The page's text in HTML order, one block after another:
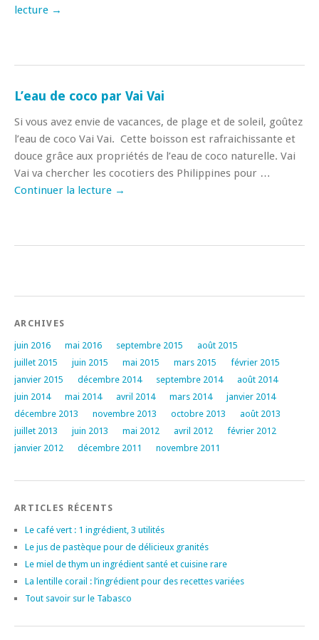
lecture →
L’eau de coco par Vai Vai
Si vous avez envie de vacances, de plage et de soleil, goûtez
l’eau de coco Vai Vai. Cette boisson est rafraichissante et
douce grâce aux propriétés de l’eau de coco naturelle. Vai
Vai va chercher les cocotiers des Philippines pour …
Continuer la lecture →
ARCHIVES
juin 2016 mai 2016 septembre 2015
août 2015
juillet 2015
juin 2015 mai 2015 mars 2015
février 2015
janvier 2015
décembre 2014 septembre 2014
août 2014
juin 2014
mai 2014 avril 2014 mars 2014
janvier 2014
décembre 2013
novembre 2013 octobre 2013
août 2013
juillet 2013
juin 2013 mai 2012 avril 2012
février 2012
janvier 2012
décembre 2011 novembre 2011
ARTICLES RÉCENTS
Le café vert : 1 ingrédient, 3 utilités
Le jus de pastèque pour de délicieux granités
Le miel de thym un ingrédient santé et cuisine rare
La lentille corail : l’ingrédient pour des recettes variées
Tout savoir sur le Tabasco